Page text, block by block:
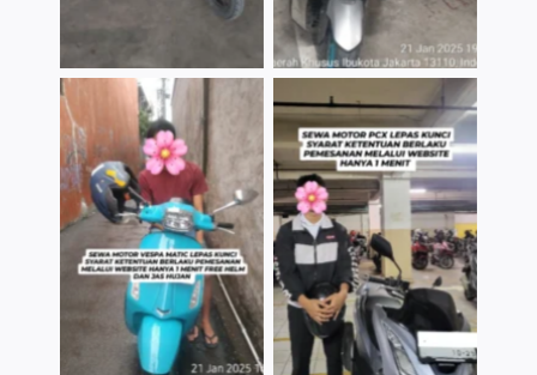
TNo Caption TNo Caption